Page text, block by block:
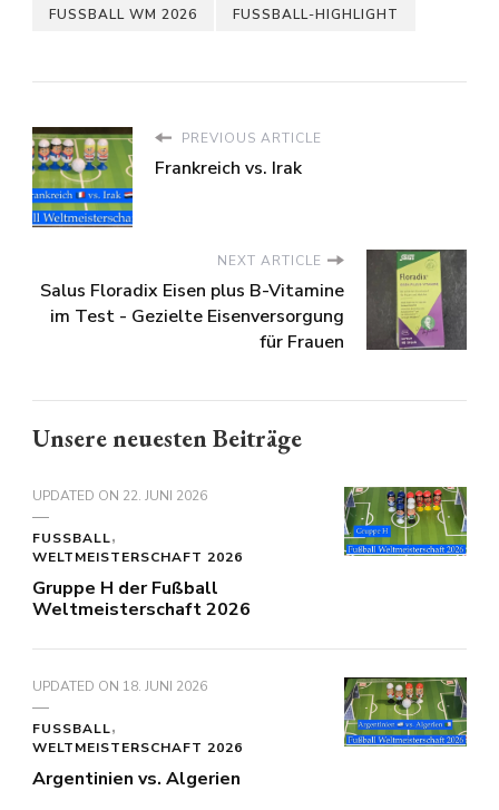
FUSSBALL WM 2026 FUSSBALL-HIGHLIGHT
PREVIOUS ARTICLE
Frankreich vs. Irak
NEXT ARTICLE
Salus Floradix Eisen plus B-Vitamine
im Test - Gezielte Eisenversorgung
für Frauen
Unsere neuesten Beiträge
UPDATED ON 22. JUNI 2026
FUSSBALL
WELTMEISTERSCHAFT 2026
Gruppe H der Fußball
Weltmeisterschaft 2026
UPDATED ON 18. JUNI 2026
FUSSBALL
WELTMEISTERSCHAFT 2026
Argentinien vs. Algerien